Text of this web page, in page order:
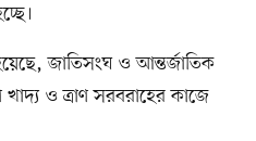
জাতিসংঘ ও আন্তর্জাতিক
খাদ্য ও ত্রাণ সরবরাহের কাজে